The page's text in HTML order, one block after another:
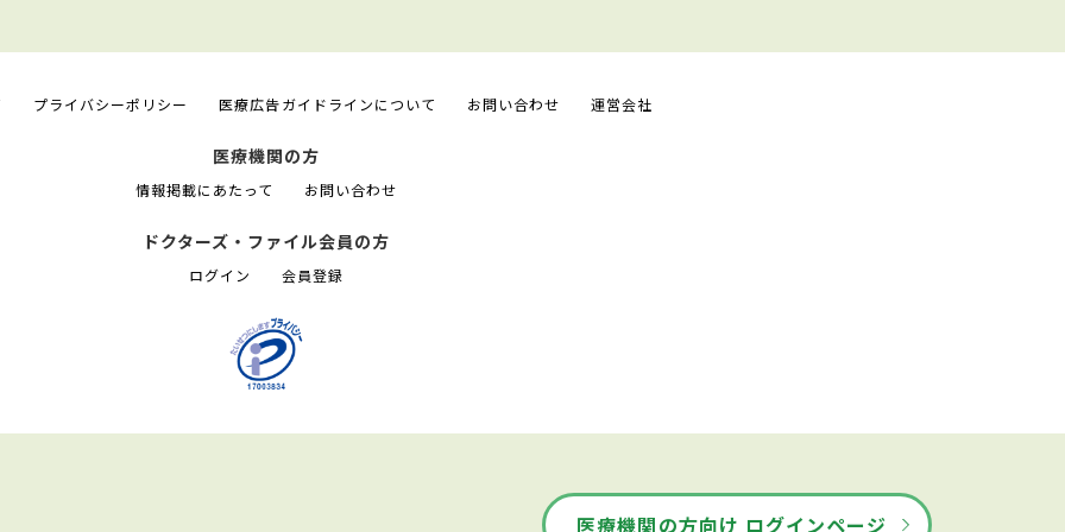
プライバシーポリシー 医療広告ガイドラインについて お問い合わせ 運営会社
医療機関の方
情報掲載にあたって お問い合わせ
ドクターズ・ファイル会員の方
ログイン 会員登録
医療機関の方向け ログインページ